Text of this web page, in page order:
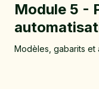
Module 5 -
Modèles, gabarits et